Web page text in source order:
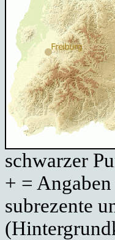
schwarzer
+ =
subrezente